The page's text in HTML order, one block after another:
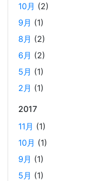
2024年のTORICOの
を行っています。 2024
介します。
AWS OpenSearch を
2025-01-21
当社では、2024年12月
OpenSearch のマネー
変更しました。 主に実
10月 (2)
9月 (1)
8月 (2)
6月 (2)
5月 (1)
2月 (1)
2017
11月 (1)
10月 (1)
9月 (1)
5月 (1)